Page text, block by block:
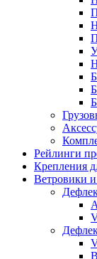
Рейлинги
Крепления
Ветровики